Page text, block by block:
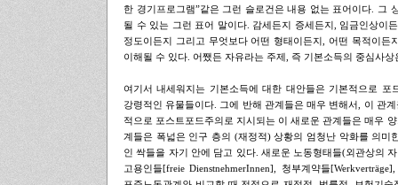
한 경기프로그램”같은 그런 슬로건은 내용 없는 표어이다. 그
될 수 있는 그런 표어 말이다. 감세든지 증세든지, 임금인상이
정도이든지 그리고 무엇보다 어떤 형태이든지, 어떤 목적이든
이해될 수 있다. 어쨌든 자유라는 주제, 즉 기본소득의 중심사상
여기서 내세워지는 기본소득에 대한 대안들은 기본적으로 포
강령적인 유물들이다. 그에 반해 관계들은 매우 변해서, 이 관
적으로 포스트포드주의로 지시되는 이 새로운 관계들은 매우
계들은 폭넓은 인구 층의 (재정적) 상황의 엄청난 악화를 의미
인 싹들을 자기 안에 담고 있다. 새로운 노동형태들(외관상의
고용인들[freie DienstnehmerInnen], 청부계약들